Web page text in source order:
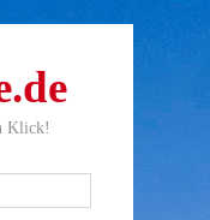
Klick!